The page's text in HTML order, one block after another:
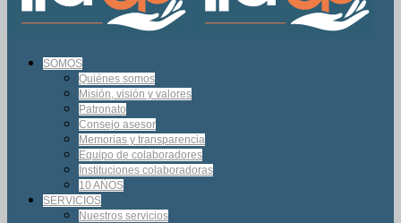
SOMOS
Quiénes somos
Misión, visión y valores
Patronato
Consejo asesor
Memorias y transparencia
Equipo de colaboradores
Instituciones colaboradoras
10 AÑOS
SERVICIOS
Nuestros servicios